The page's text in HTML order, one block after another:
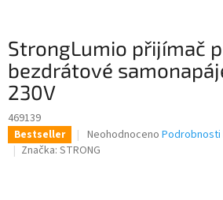
StrongLumio přijímač
bezdrátové
230V
469139
Bestseller
Průměrné
hodnocení
Neohodnoceno
Značka: STRONG